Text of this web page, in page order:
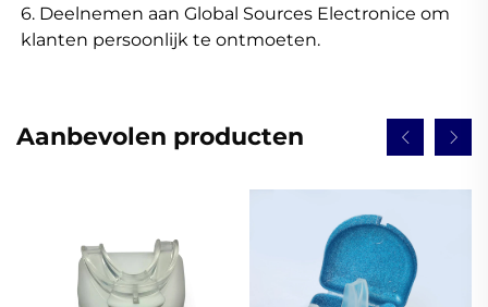
6. Deelnemen aan Global Sources Electronice om
klanten persoonlijk te ontmoeten.
Aanbevolen producten